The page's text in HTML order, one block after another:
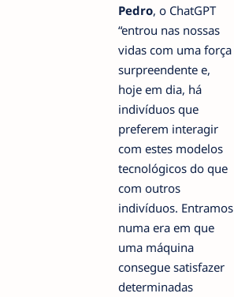
Pedro, o ChatGPT
“entrou nas nossas
vidas com uma força
surpreendente e,
hoje em dia, há
indivíduos que
preferem interagir
com estes modelos
tecnológicos do que
com outros
indivíduos. Entramos
numa era em que
uma máquina
consegue satisfazer
determinadas